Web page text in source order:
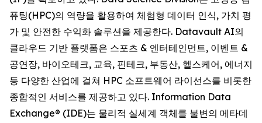
퓨팅(HPC)의 역량을 활용하여 체험형 데이터 인식, 가치 평
가 및 안전한 수익화 솔루션을 제공한다. Datavault AI의
클라우드 기반 플랫폼은 스포츠 & 엔터테인먼트, 이벤트 &
공연장, 바이오테크, 교육, 핀테크, 부동산, 헬스케어, 에너지
등 다양한 산업에 걸쳐 HPC 소프트웨어 라이선스를 비롯한
종합적인 서비스를 제공하고 있다. Information Data
Exchange® (IDE)는 물리적 실세계 객체를 불변의 메타데